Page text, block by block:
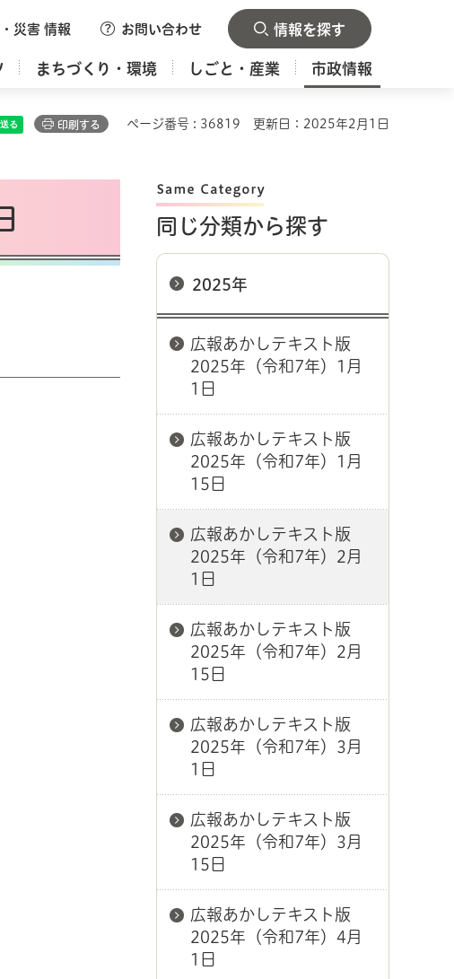
災害 情報 お問い合わせ 情報を探す
まちづくり・環境 しごと・産業 市政情報
印刷する ページ番号 : 36819 更新日：2025年2月1日
同じ分類から探す
2025年
広報あかしテキスト版
2025年（令和7年）1月
1日
広報あかしテキスト版
2025年（令和7年）1月
15日
広報あかしテキスト版
2025年（令和7年）2月
1日
広報あかしテキスト版
2025年（令和7年）2月
15日
広報あかしテキスト版
2025年（令和7年）3月
1日
広報あかしテキスト版
2025年（令和7年）3月
15日
広報あかしテキスト版
2025年（令和7年）4月
1日